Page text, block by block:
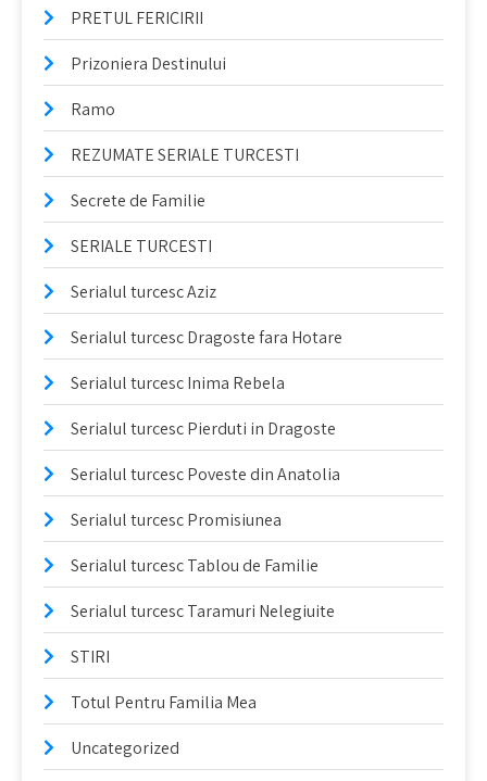
PRETUL FERICIRII
Prizoniera Destinului
Ramo
REZUMATE SERIALE TURCESTI
Secrete de Familie
SERIALE TURCESTI
Serialul turcesc Aziz
Serialul turcesc Dragoste fara Hotare
Serialul turcesc Inima Rebela
Serialul turcesc Pierduti in Dragoste
Serialul turcesc Poveste din Anatolia
Serialul turcesc Promisiunea
Serialul turcesc Tablou de Familie
Serialul turcesc Taramuri Nelegiuite
STIRI
Totul Pentru Familia Mea
Uncategorized